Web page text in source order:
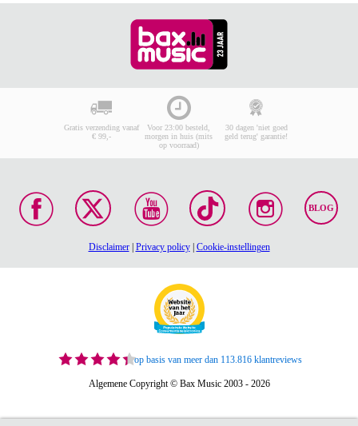
Gratis verzending vanaf
€ 99,-
Voor 23:00 besteld,
morgen in huis (mits
op voorraad)
30 dagen 'niet goed
geld terug' garantie!
BLOG
Disclaimer| Privacy policy| Cookie-instellingen
op basis van meer dan 113.816 klantreviews
Algemene Copyright © Bax Music 2003 - 2026